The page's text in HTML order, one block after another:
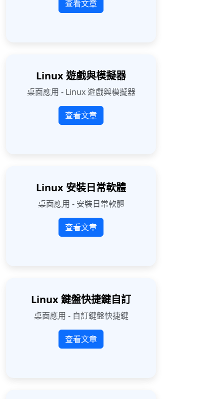
查看文章
Linux 遊戲與模擬器
桌面應用 - Linux 遊戲與模擬器
查看文章
Linux 安裝日常軟體
桌面應用 - 安裝日常軟體
查看文章
Linux 鍵盤快捷鍵自訂
桌面應用 - 自訂鍵盤快捷鍵
查看文章